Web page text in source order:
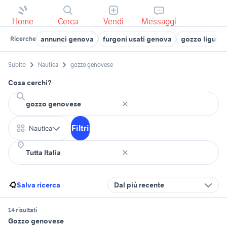
Home Cerca Vendi Messaggi
Ricerche annunci genova furgoni usati genova gozzo ligure
Subito Nautica gozzo genovese
Cosa cerchi?
Nautica Filtri
Salva ricerca Dal più recente
14 risultati
Gozzo genovese